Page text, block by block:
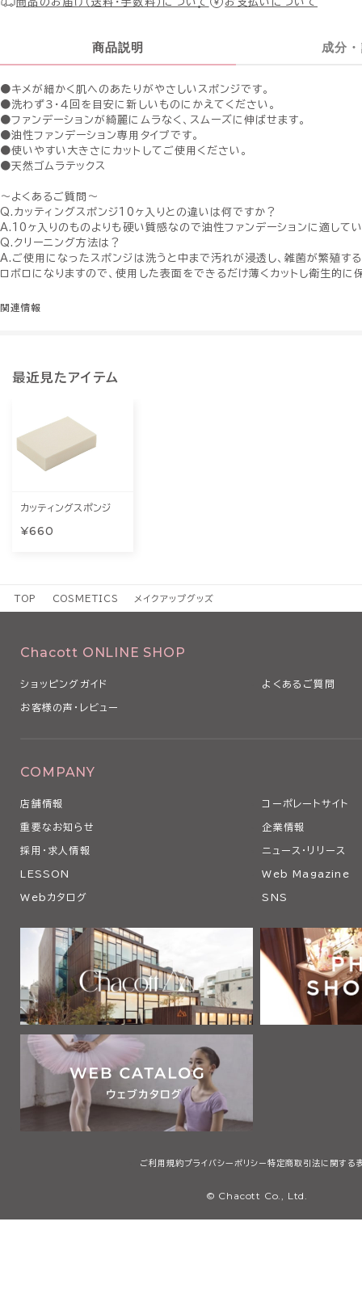
商品説明 成分
●キメが細かく肌へのあたりがやさしいスポンジです。
●洗わず３・４回を目安に新しいものにかえてください。
●ファンデーションが綺麗にムラなく、スムーズに伸ばせます。
●油性ファンデーション専用タイプです。
●使いやすい大きさにカットしてご使用ください。
●天然ゴムラテックス
〜よくあるご質問〜
Q.カッティングスポンジ10ヶ入りとの違いは何ですか？
A.10ヶ入りのものよりも硬い質感なので油性ファンデーションに適してい
Q.クリーニング方法は？
A.ご使用になったスポンジは洗うと中まで汚れが浸透し、雑菌が繁殖す
ロボロになりますので、使用した表面をできるだけ薄くカットし衛生的に
関連情報
最近見たアイテム
カッティングスポンジ
¥660
TOP COSMETICS メイクアップグッズ
Chacott ONLINE SHOP
ショッピングガイド よくあるご質問
お客様の声・レビュー
COMPANY
店舗情報 コーポレートサイト
重要なお知らせ 企業情報
採用・求人情報 ニュース・リリース
LESSON Web Magazine
Webカタログ SNS
ご利用規約プライバシーポリシー 特定商取引法に関する
© Chacott Co., Ltd.